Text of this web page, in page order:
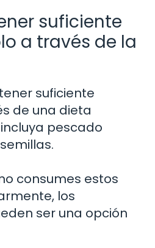
suficiente
a través de la
suficiente
de una dieta
pescado
consumes estos
los
ser una opción